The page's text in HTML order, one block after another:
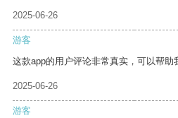
2025-06-26
游客
这款app的用户评论非常真实，可以帮助
2025-06-26
游客